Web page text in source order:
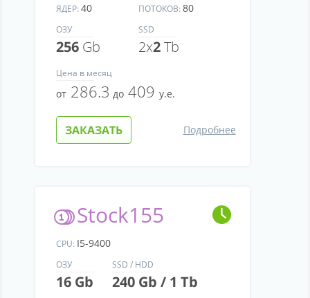
ЯДЕР: 40 ПОТОКОВ: 80
ОЗУ
256Gb
SSD
2x2Tb
Цена в месяц
от286.3 до409 у.е.
ЗАКАЗАТЬ Подробнее
Stock155
CPU: I5-9400
ОЗУ
16 Gb
SSD / HDD
240 Gb / 1 Tb